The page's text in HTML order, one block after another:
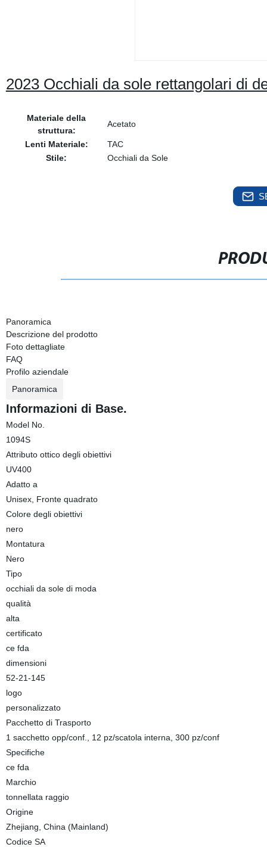
2023 Occhiali da sole rettangolari di
Materiale della
struttura:
Acetato
Lenti Materiale:
TAC
Stile:
Occhiali da Sole
Panoramica
Descrizione del prodotto
Foto dettagliate
FAQ
Profilo aziendale
Panoramica
Informazioni di Base.
Model No.
1094S
Attributo ottico degli obiettivi
UV400
Adatto a
Unisex, Fronte quadrato
Colore degli obiettivi
nero
Montatura
Nero
Tipo
occhiali da sole di moda
qualità
alta
certificato
ce fda
dimensioni
52-21-145
logo
personalizzato
Pacchetto di Trasporto
1 sacchetto opp/conf., 12 pz/scatola interna, 300 pz/conf
Specifiche
ce fda
Marchio
tonnellata raggio
Origine
Zhejiang, China (Mainland)
Codice SA